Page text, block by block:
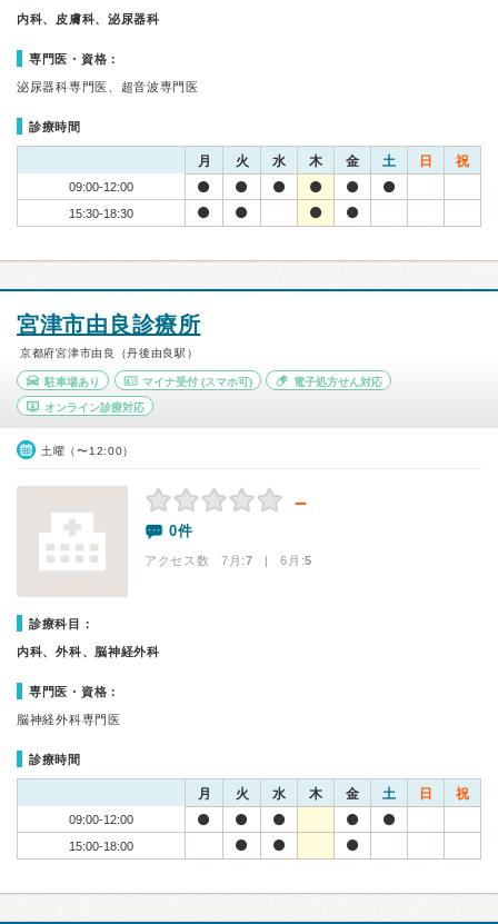
内科、皮膚科、泌尿器科
専門医・資格：
泌尿器科専門医、超音波専門医
診療時間
月 火 水 木 金 土 日 祝
09:00-12:00
15:30-18:30
宮津市由良診療所
京都府宮津市由良（丹後由良駅）
駐車場あり マイナ受付(スマホ可) 電子処方せん対応
オンライン診療対応
土曜（〜12:00）
－
0件
アクセス数 7月:7 | 6月:5
診療科目：
内科、外科、脳神経外科
専門医・資格：
脳神経外科専門医
診療時間
月 火 水 木 金 土 日 祝
09:00-12:00
15:00-18:00